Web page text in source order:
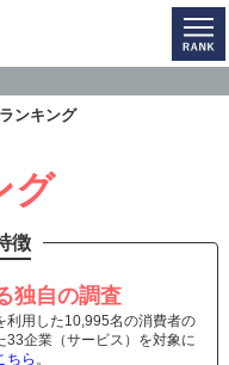
ンキング
グ
徴
独自の調査
利用した10,995名の消費者の
33企業（サービス）を対象に
ちら 。